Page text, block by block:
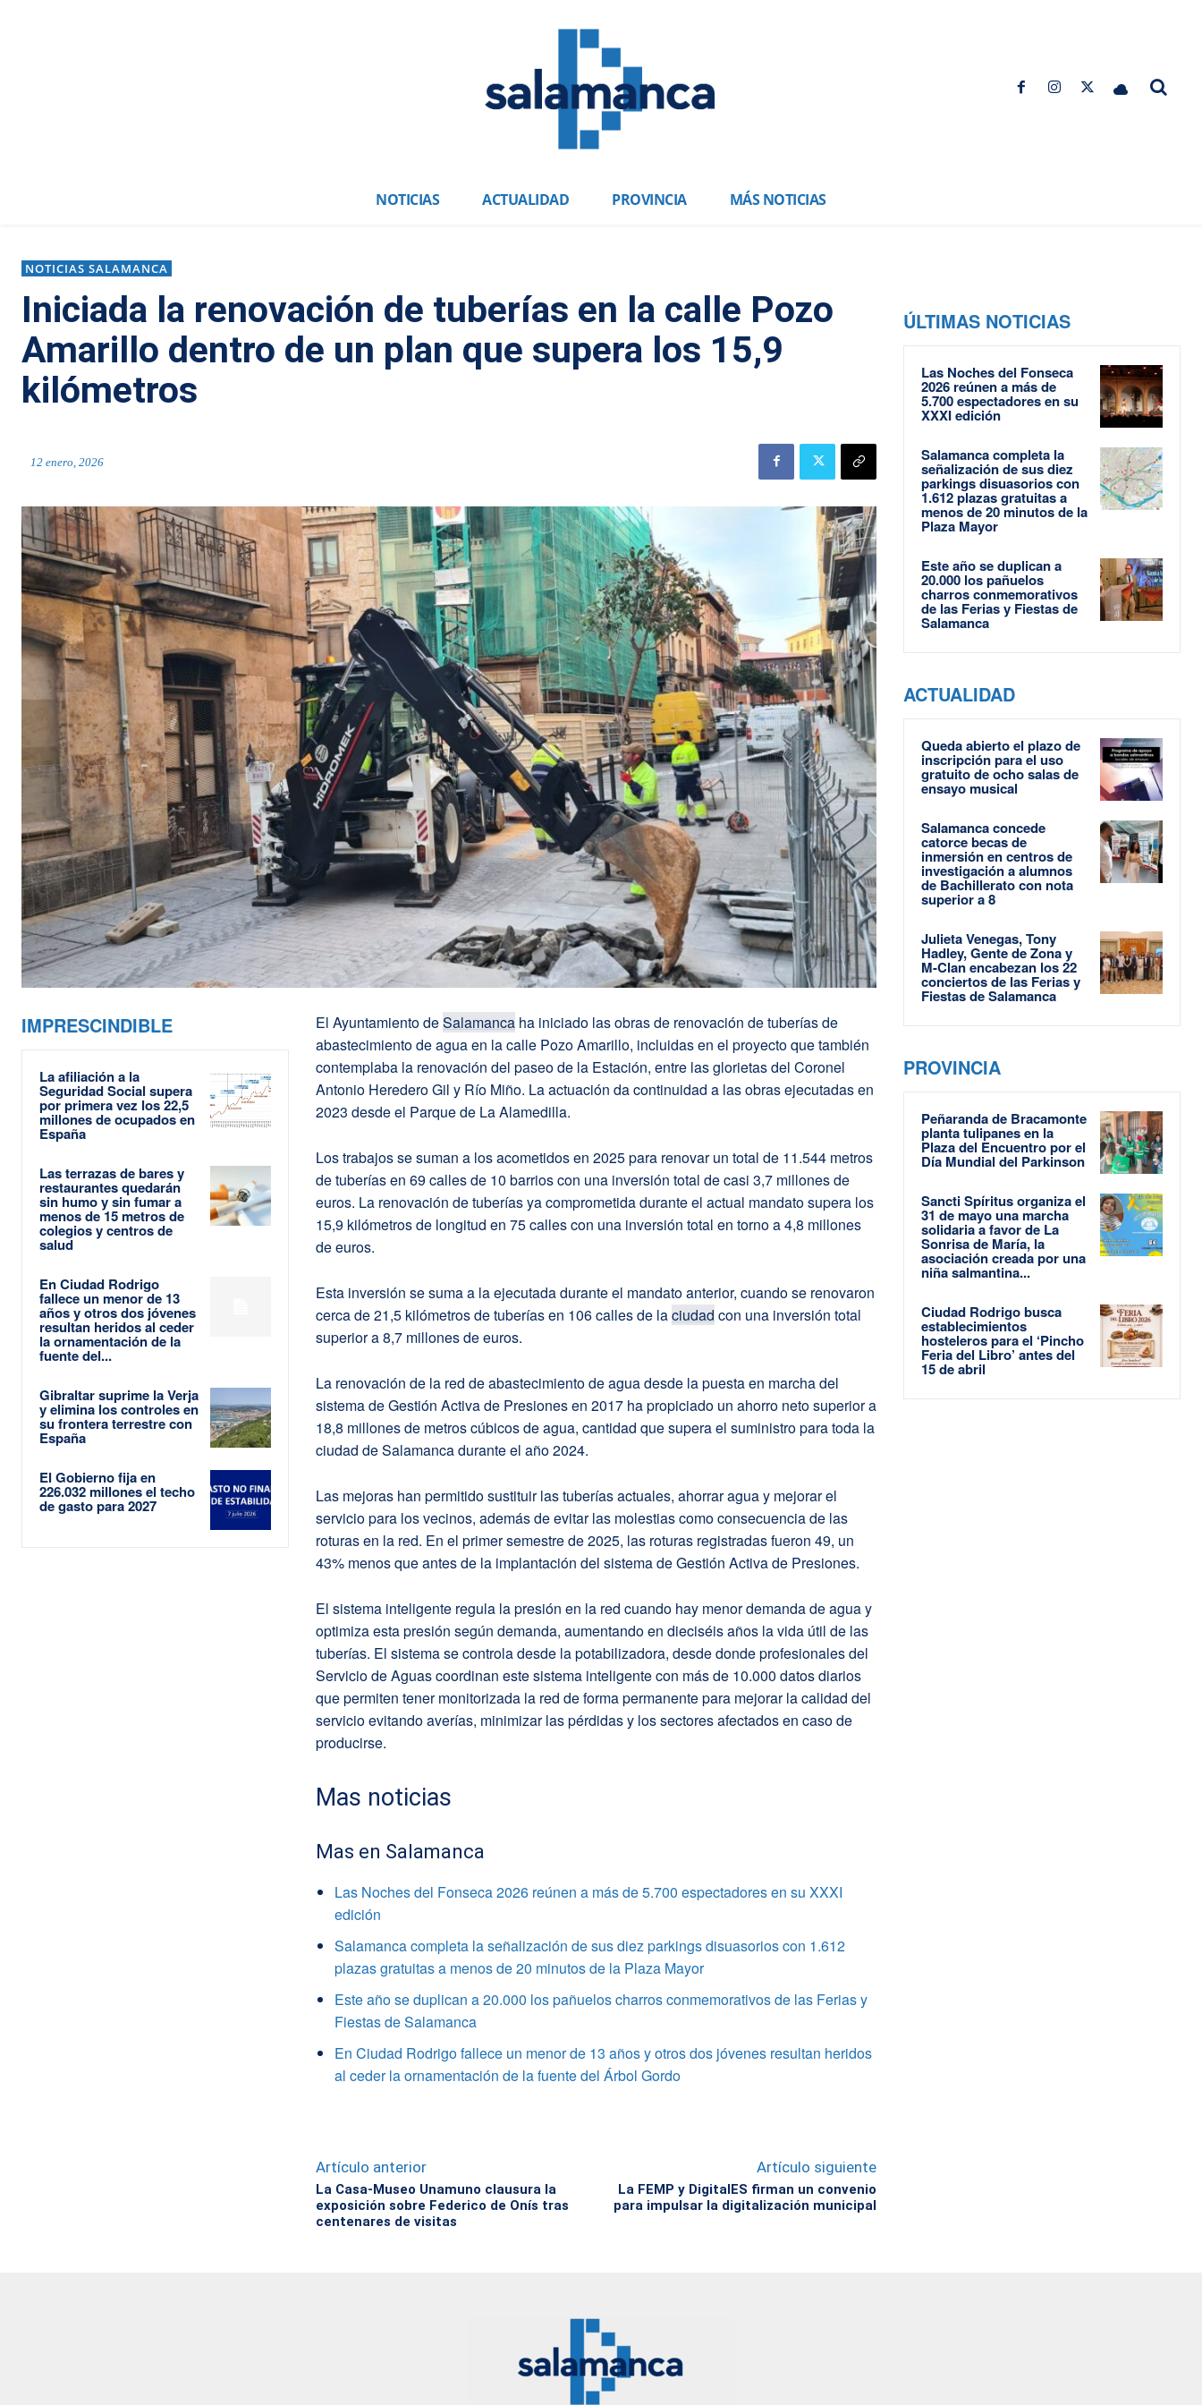
NOTICIAS ACTUALIDAD PROVINCIA MÁS NOTICIAS
NOTICIAS SALAMANCA
Iniciada la renovación de tuberías en la calle Pozo
Amarillo dentro de un plan que supera los 15,9
kilómetros
12 enero, 2026
IMPRESCINDIBLE
La afiliación a la
Seguridad Social supera
por primera vez los 22,5
millones de ocupados en
España
Las terrazas de bares y
restaurantes quedarán
sin humo y sin fumar a
menos de 15 metros de
colegios y centros de
salud
En Ciudad Rodrigo
fallece un menor de 13
años y otros dos jóvenes
resultan heridos al ceder
la ornamentación de la
fuente del...
Gibraltar suprime la Verja
y elimina los controles en
su frontera terrestre con
España
El Gobierno fija en
226.032 millones el techo
de gasto para 2027
El Ayuntamiento deSalamancaha iniciado las obras de renovación de tuberías de
abastecimiento de agua en la calle Pozo Amarillo, incluidas en el proyecto que también
contemplaba la renovación del paseo de la Estación, entre las glorietas del Coronel
Antonio Heredero Gil y Río Miño. La actuación da continuidad a las obras ejecutadas en
2023 desde el Parque de La Alamedilla.
Los trabajos se suman a los acometidos en 2025 para renovar un total de 11.544 metros
de tuberías en 69 calles de 10 barrios con una inversión total de casi 3,7 millones de
euros. La renovación de tuberías ya comprometida durante el actual mandato supera los
15,9 kilómetros de longitud en 75 calles con una inversión total en torno a 4,8 millones
de euros.
Esta inversión se suma a la ejecutada durante el mandato anterior, cuando se renovaron
cerca de 21,5 kilómetros de tuberías en 106 calles de laciudad con una inversión total
superior a 8,7 millones de euros.
La renovación de la red de abastecimiento de agua desde la puesta en marcha del
sistema de Gestión Activa de Presiones en 2017 ha propiciado un ahorro neto superior a
18,8 millones de metros cúbicos de agua, cantidad que supera el suministro para toda la
ciudad de Salamanca durante el año 2024.
Las mejoras han permitido sustituir las tuberías actuales, ahorrar agua y mejorar el
servicio para los vecinos, además de evitar las molestias como consecuencia de las
roturas en la red. En el primer semestre de 2025, las roturas registradas fueron 49, un
43% menos que antes de la implantación del sistema de Gestión Activa de Presiones.
El sistema inteligente regula la presión en la red cuando hay menor demanda de agua y
optimiza esta presión según demanda, aumentando en dieciséis años la vida útil de las
tuberías. El sistema se controla desde la potabilizadora, desde donde profesionales del
Servicio de Aguas coordinan este sistema inteligente con más de 10.000 datos diarios
que permiten tener monitorizada la red de forma permanente para mejorar la calidad del
servicio evitando averías, minimizar las pérdidas y los sectores afectados en caso de
producirse.
Mas noticias
Mas en Salamanca
Las Noches del Fonseca 2026 reúnen a más de 5.700 espectadores en su XXXI
edición
Salamanca completa la señalización de sus diez parkings disuasorios con 1.612
plazas gratuitas a menos de 20 minutos de la Plaza Mayor
Este año se duplican a 20.000 los pañuelos charros conmemorativos de las Ferias y
Fiestas de Salamanca
En Ciudad Rodrigo fallece un menor de 13 años y otros dos jóvenes resultan heridos
al ceder la ornamentación de la fuente del Árbol Gordo
Artículo anterior
La Casa-Museo Unamuno clausura la
exposición sobre Federico de Onís tras
centenares de visitas
Artículo siguiente
La FEMP y DigitalES firman un convenio
para impulsar la digitalización municipal
ÚLTIMAS NOTICIAS
Las Noches del Fonseca
2026 reúnen a más de
5.700 espectadores en su
XXXI edición
Salamanca completa la
señalización de sus diez
parkings disuasorios con
1.612 plazas gratuitas a
menos de 20 minutos de la
Plaza Mayor
Este año se duplican a
20.000 los pañuelos
charros conmemorativos
de las Ferias y Fiestas de
Salamanca
ACTUALIDAD
Queda abierto el plazo de
inscripción para el uso
gratuito de ocho salas de
ensayo musical
Salamanca concede
catorce becas de
inmersión en centros de
investigación a alumnos
de Bachillerato con nota
superior a 8
Julieta Venegas, Tony
Hadley, Gente de Zona y
M-Clan encabezan los 22
conciertos de las Ferias y
Fiestas de Salamanca
PROVINCIA
Peñaranda de Bracamonte
planta tulipanes en la
Plaza del Encuentro por el
Día Mundial del Parkinson
Sancti Spíritus organiza el
31 de mayo una marcha
solidaria a favor de La
Sonrisa de María, la
asociación creada por una
niña salmantina...
Ciudad Rodrigo busca
establecimientos
hosteleros para el ‘Pincho
Feria del Libro’ antes del
15 de abril